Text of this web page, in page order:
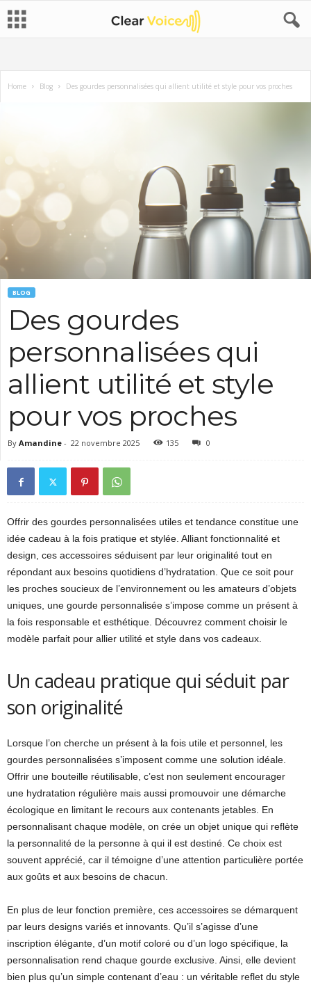
Home Blog Des gourdes personnalisées qui allient utilité et style pour vos proches
BLOG
Des gourdes
personnalisées qui
allient utilité et style
pour vos proches
By Amandine - 22 novembre 2025 135 0
Offrir des gourdes personnalisées utiles et tendance constitue une
idée cadeau à la fois pratique et stylée. Alliant fonctionnalité et
design, ces accessoires séduisent par leur originalité tout en
répondant aux besoins quotidiens d’hydratation. Que ce soit pour
les proches soucieux de l’environnement ou les amateurs d’objets
uniques, une gourde personnalisée s’impose comme un présent à
la fois responsable et esthétique. Découvrez comment choisir le
modèle parfait pour allier utilité et style dans vos cadeaux.
Un cadeau pratique qui séduit par
son originalité
Lorsque l’on cherche un présent à la fois utile et personnel, les
gourdes personnalisées s’imposent comme une solution idéale.
Offrir une bouteille réutilisable, c’est non seulement encourager
une hydratation régulière mais aussi promouvoir une démarche
écologique en limitant le recours aux contenants jetables. En
personnalisant chaque modèle, on crée un objet unique qui reflète
la personnalité de la personne à qui il est destiné. Ce choix est
souvent apprécié, car il témoigne d’une attention particulière portée
aux goûts et aux besoins de chacun.
En plus de leur fonction première, ces accessoires se démarquent
par leurs designs variés et innovants. Qu’il s’agisse d’une
inscription élégante, d’un motif coloré ou d’un logo spécifique, la
personnalisation rend chaque gourde exclusive. Ainsi, elle devient
bien plus qu’un simple contenant d’eau : un véritable reflet du style